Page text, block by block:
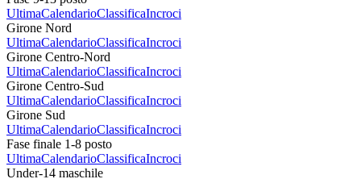
UltimaCalendarioClassificaIncroci
Girone Nord
UltimaCalendarioClassificaIncroci
Girone Centro-Nord
UltimaCalendarioClassificaIncroci
Girone Centro-Sud
UltimaCalendarioClassificaIncroci
Girone Sud
UltimaCalendarioClassificaIncroci
Fase finale 1-8 posto
UltimaCalendarioClassificaIncroci
Under-14 maschile